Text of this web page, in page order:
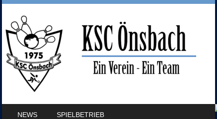
NEWS SPIELBETRIEB